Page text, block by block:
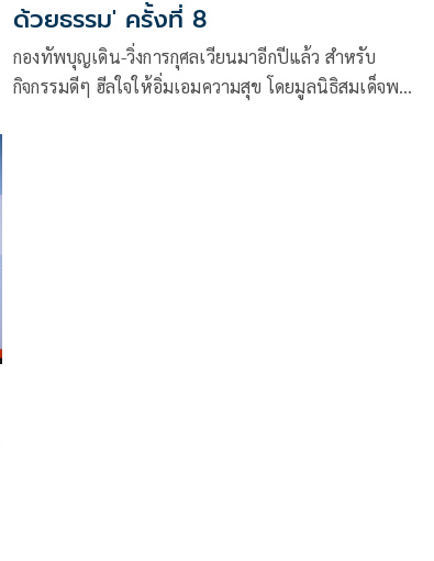
ด้วยธรรม' ครั้งที่ 8
กองทัพบุญเดิน-วิ่งการกุศลเวียนมาอีกปีแล้ว สำหรับ
กิจกรรมดีๆ ฮีลใจให้อิ่มเอมความสุข โดยมูลนิธิสมเด็จพระ